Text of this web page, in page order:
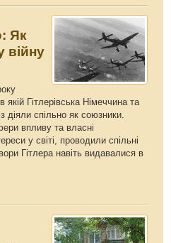
Як
війну
якій Гітлерівська Німеччина та
діяли спільно як союзники.
впливу та власні
у світі, проводили спільні
Гітлера навіть видавалися в